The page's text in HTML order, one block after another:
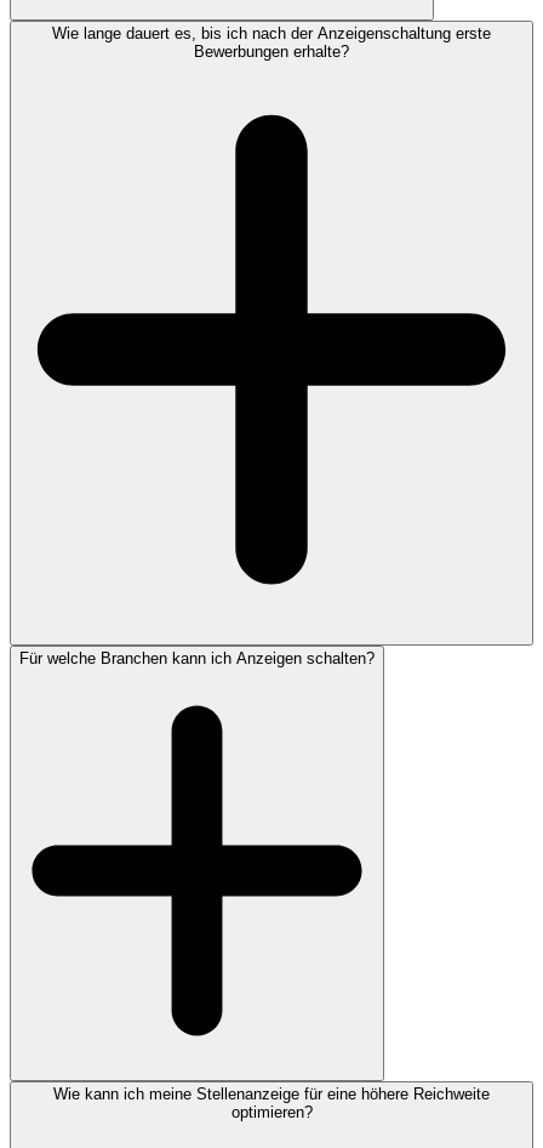
Wie lange dauert es, bis ich nach der Anzeigenschaltung erste
Bewerbungen erhalte?
Für welche Branchen kann ich Anzeigen schalten?
Wie kann ich meine Stellenanzeige für eine höhere Reichweite
optimieren?